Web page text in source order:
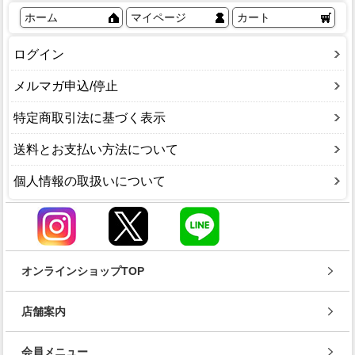
ホーム マイページ カート
ログイン
メルマガ申込/停止
特定商取引法に基づく表示
送料とお支払い方法について
個人情報の取扱いについて
オンラインショップTOP
店舗案内
会員メニュー